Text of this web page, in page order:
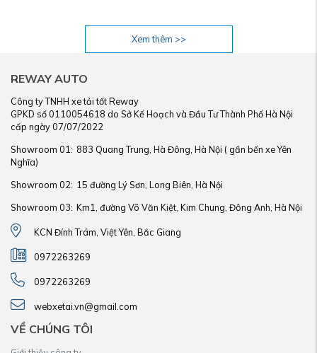
Xem thêm >>
REWAY AUTO
Công ty TNHH xe tải tốt Reway
GPKD số 0110054618 do Sở Kế Hoạch và Đầu Tư Thành Phố Hà Nội
cấp ngày 07/07/2022
Showroom 01: 883 Quang Trung, Hà Đông, Hà Nội ( gần bến xe Yên
Nghĩa)
Showroom 02: 15 đường Lý Sơn, Long Biên, Hà Nội
Showroom 03: Km1, đường Võ Văn Kiệt, Kim Chung, Đông Anh, Hà Nội
KCN Đính Trám, Việt Yên, Bắc Giang
0972263269
0972263269
webxetai.vn@gmail.com
VỀ CHÚNG TÔI